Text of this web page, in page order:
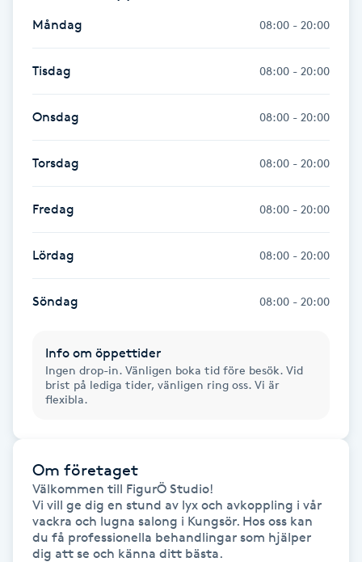
Föning
Gel naglar
Gelenaglar
Gellack
Gellack med förstärkning
Gravidmassage
Gravidyoga
Gruppträning
Gua Sha-massage
Hatha Yoga
Headspa
Healing
Måndag 08:00 - 20:00
Tisdag 08:00 - 20:00
Onsdag 08:00 - 20:00
Torsdag 08:00 - 20:00
Fredag 08:00 - 20:00
Lördag 08:00 - 20:00
Söndag 08:00 - 20:00
Info om öppettider
Ingen drop-in. Vänligen boka tid före besök. Vid
brist på lediga tider, vänligen ring oss. Vi är
flexibla.
Om företaget
Välkommen till FigurÖ Studio!
Vi vill ge dig en stund av lyx och avkoppling i vår
vackra och lugna salong i Kungsör. Hos oss kan
du få professionella behandlingar som hjälper
dig att se och känna ditt bästa.